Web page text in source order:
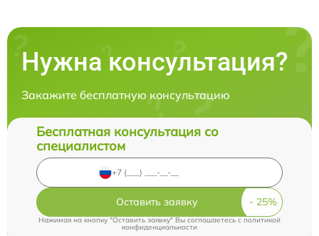
Нужна консультация?
Закажите бесплатную консультацию
Бесплатная консультация со
специалистом
Оставить заявку
Нажимая на кнопку "Оставить заявку" Вы соглашаетесь cполитикой
конфиденциальности